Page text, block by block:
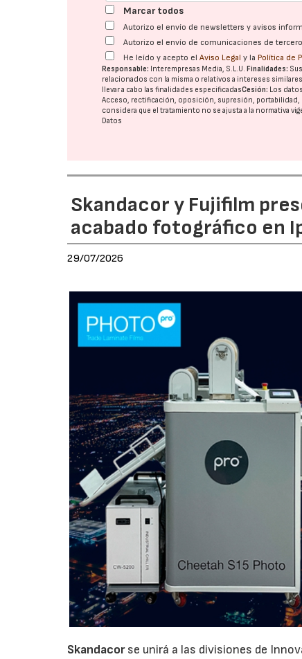
Marcar todos
Autorizo el envío de newsletters y avisos
Autorizo el envío de comunicaciones de
He leído y acepto elAviso Legal y la Política de
Responsable: Interempresas Media, S.L.U.Finalidades:
relacionados con la misma o relativos a intereses
llevar a cabo las finalidades especificadasCesión: Los
Acceso, rectificación, oposición, supresión,
considera que el tratamiento no se ajusta a la normativa
Datos
Skandacor y Fujifilm
acabado fotográfico en
29/07/2026
Skandacorse unirá a las divisiones de